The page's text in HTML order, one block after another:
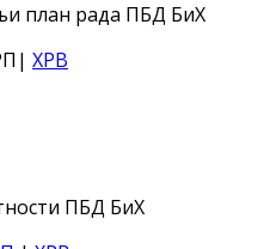
план рада ПБД БиХ
ХРВ
ПБД БиХ